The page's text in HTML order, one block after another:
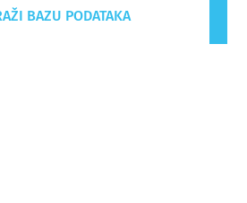
BAZU PODATAKA